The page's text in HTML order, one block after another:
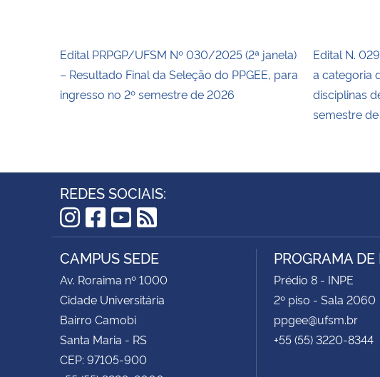
Edital PRPGP/UFSM Nº 030/2025 (2ª janela)
– Resultado Final da Seleção do PPGEE, para
ingresso no 2º semestre de 2026
Edital N.
a categoria
disciplinas
semestre
REDES SOCIAIS:
Instagram
Facebook
YouTube
RSS
CAMPUS SEDE
Av. Roraima nº 1000
Cidade Universitária
Bairro Camobi
Santa Maria - RS
CEP: 97105-900
PROGRAMA
Prédio 8 - INPE
2º piso - Sala 2060
ppgee@ufsm.br
+55 (55) 3220-8344